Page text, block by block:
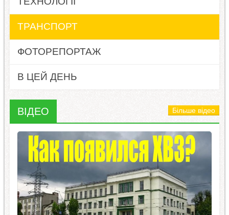
ТРАНСПОРТ
ФОТОРЕПОРТАЖ
В ЦЕЙ ДЕНЬ
ВІДЕО Більше відео